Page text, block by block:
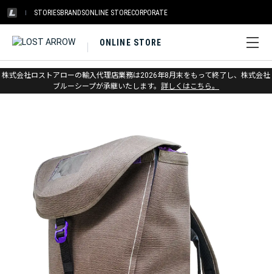
STORIESBRANDSONLINE STORECORPORATE
ONLINE STORE
株式会社ロストアローの輸入代理店業務は2026年8月末をもって終了し、株式会社
ブルーシープが承継いたします。 詳しくはこちら。
ホーム > ベアール > アクセサリー